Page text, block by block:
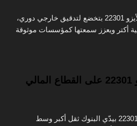
البنوك الحاصلة على الأيزو 22301 بتخضع لتدقيق خارجي دوري،
أكتر ويعزز سمعتها كمؤسسات موثوقة
الاعتماد بشهادة الأيزو 22301 بيدّي البنوك ثقل أكبر وسط